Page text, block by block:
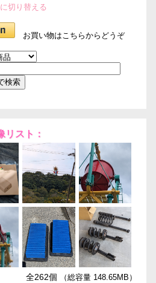
切り替える
お買い物はこちらからどうぞ
リスト：
全262個 （総容量 148.65MB）